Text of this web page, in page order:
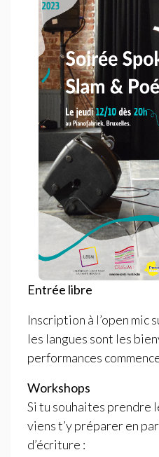
Entrée libre
Inscription à l’open mic
les langues sont les
performances
Workshops
Si tu souhaites prendre
viens t’y préparer en
d’écriture :